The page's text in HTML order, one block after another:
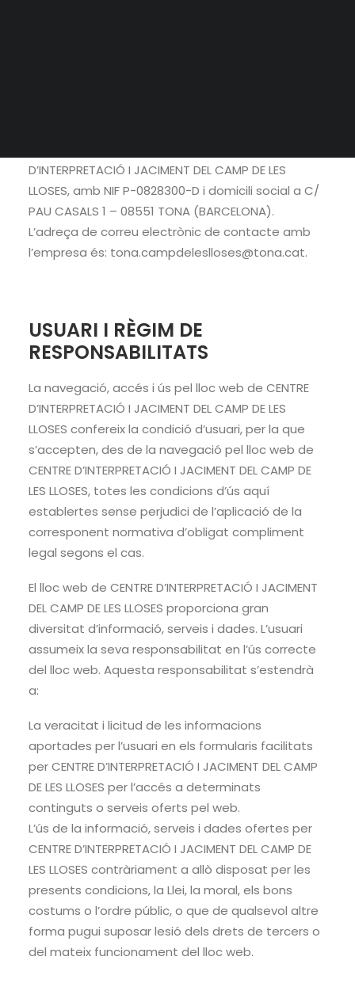
D’INTERPRETACIÓ I JACIMENT DEL CAMP DE LES
LLOSES, amb NIF P-0828300-D i domicili social a C/
PAU CASALS 1 – 08551 TONA (BARCELONA).
L’adreça de correu electrònic de contacte amb
l’empresa és: tona.campdeleslloses@tona.cat.
USUARI I RÈGIM DE
RESPONSABILITATS
La navegació, accés i ús pel lloc web de CENTRE
D’INTERPRETACIÓ I JACIMENT DEL CAMP DE LES
LLOSES confereix la condició d’usuari, per la que
s’accepten, des de la navegació pel lloc web de
CENTRE D’INTERPRETACIÓ I JACIMENT DEL CAMP DE
LES LLOSES, totes les condicions d’ús aquí
establertes sense perjudici de l’aplicació de la
corresponent normativa d’obligat compliment
legal segons el cas.
El lloc web de CENTRE D’INTERPRETACIÓ I JACIMENT
DEL CAMP DE LES LLOSES proporciona gran
diversitat d’informació, serveis i dades. L’usuari
assumeix la seva responsabilitat en l’ús correcte
del lloc web. Aquesta responsabilitat s’estendrà
a:
La veracitat i licitud de les informacions
aportades per l’usuari en els formularis facilitats
per CENTRE D’INTERPRETACIÓ I JACIMENT DEL CAMP
DE LES LLOSES per l’accés a determinats
continguts o serveis oferts pel web.
L’ús de la informació, serveis i dades ofertes per
CENTRE D’INTERPRETACIÓ I JACIMENT DEL CAMP DE
LES LLOSES contràriament a allò disposat per les
presents condicions, la Llei, la moral, els bons
costums o l’ordre públic, o que de qualsevol altre
forma pugui suposar lesió dels drets de tercers o
del mateix funcionament del lloc web.